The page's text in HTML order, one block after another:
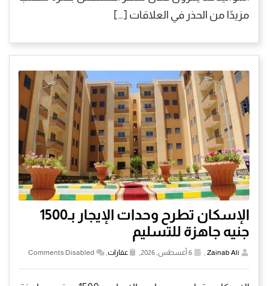
مزيدًا من الحذر في العلاقات […]
الإسكان تطرح وحدات الإيجار بـ1500
جنيه جاهزة للتسليم
Zainab Ali
, عقارات,
Comments Disabled